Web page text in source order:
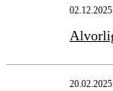
02.12.2025
20.02.2025